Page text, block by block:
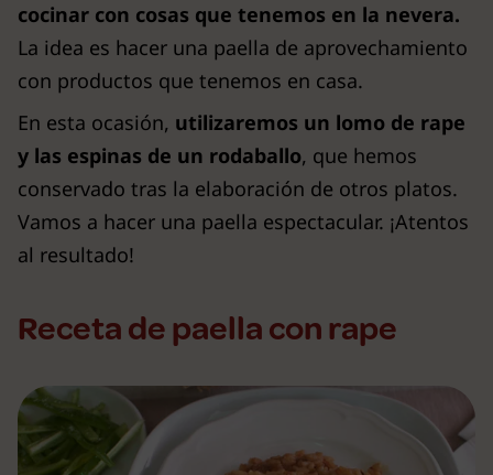
cocinar con cosas que tenemos en la nevera.
La idea es hacer una paella de aprovechamiento
con productos que tenemos en casa.
En esta ocasión, utilizaremos un lomo de rape
y las espinas de un rodaballo, que hemos
conservado tras la elaboración de otros platos.
Vamos a hacer una paella espectacular. ¡Atentos
al resultado!
Receta de paella con rape